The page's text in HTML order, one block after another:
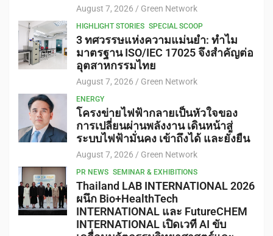
August 7, 2026 Green Network
HIGHLIGHT STORIES SPECIAL SCOOP
3 ทศวรรษแห่งความแม่นยำ: ทำไม
มาตรฐาน ISO/IEC 17025 จึงสำคัญต่อ
อุตสาหกรรมไทย
August 7, 2026 Green Network
ENERGY
โครงข่ายไฟฟ้ากลายเป็นหัวใจของ
การเปลี่ยนผ่านพลังงาน เดินหน้าสู่
ระบบไฟฟ้ามั่นคง เข้าถึงได้ และยั่งยืน
August 7, 2026 Green Network
PR NEWS SEMINAR & EXHIBITIONS
Thailand LAB INTERNATIONAL 2026
ผนึก Bio+HealthTech
INTERNATIONAL และ FutureCHEM
INTERNATIONAL เปิดเวที AI ขับ